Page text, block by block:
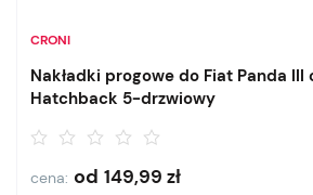
CRONI
Nakładki progowe do Fiat Panda III
Hatchback 5-drzwiowy
cena: od 149,99 zł